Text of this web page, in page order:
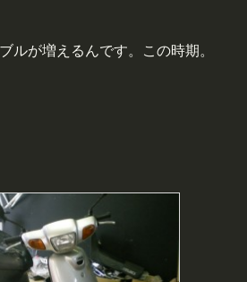
ルが増えるんです。この時期。